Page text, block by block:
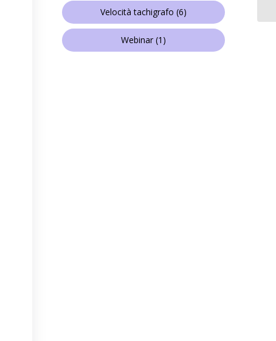
Velocità tachigrafo (6)
Webinar (1)